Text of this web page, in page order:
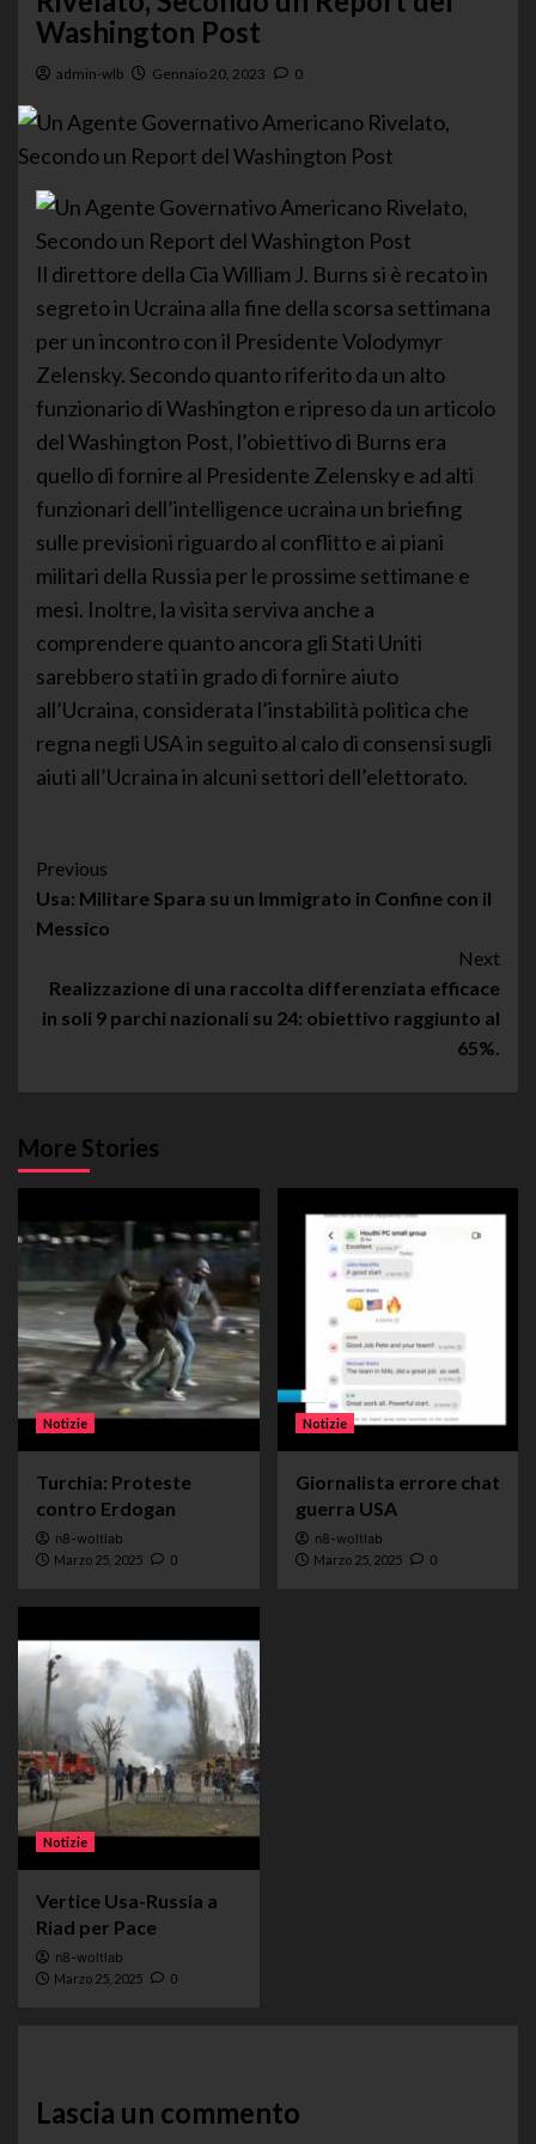
Washington Post
admin-wlb Gennaio 20, 2023 0
Il direttore della Cia William J. Burns si è recato in
segreto in Ucraina alla fine della scorsa settimana
per un incontro con il Presidente Volodymyr
Zelensky. Secondo quanto riferito da un alto
funzionario di Washington e ripreso da un articolo
del Washington Post, l’obiettivo di Burns era
quello di fornire al Presidente Zelensky e ad alti
funzionari dell’intelligence ucraina un briefing
sulle previsioni riguardo al conflitto e ai piani
militari della Russia per le prossime settimane e
mesi. Inoltre, la visita serviva anche a
comprendere quanto ancora gli Stati Uniti
sarebbero stati in grado di fornire aiuto
all’Ucraina, considerata l’instabilità politica che
regna negli USA in seguito al calo di consensi sugli
aiuti all’Ucraina in alcuni settori dell’elettorato.
Post
Navigation
Previous
Usa: Militare Spara su un Immigrato in Confine con il
Messico
Next
Realizzazione di una raccolta differenziata efficace
in soli 9 parchi nazionali su 24: obiettivo raggiunto al
65%.
More Stories
Notizie
Turchia: Proteste
contro Erdogan
n8-woltlab
Marzo 25, 2025 0
Notizie
Giornalista errore chat
guerra USA
n8-woltlab
Marzo 25, 2025 0
Notizie
Vertice Usa-Russia a
Riad per Pace
n8-woltlab
Marzo 25, 2025 0
Lascia un commento